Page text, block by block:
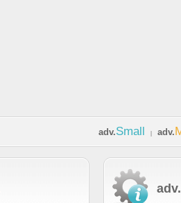
adv.Small adv.
adv.